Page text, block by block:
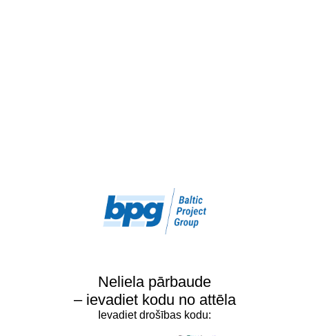
Neliela pārbaude
– ievadiet kodu no attēla
Ievadiet drošības kodu: